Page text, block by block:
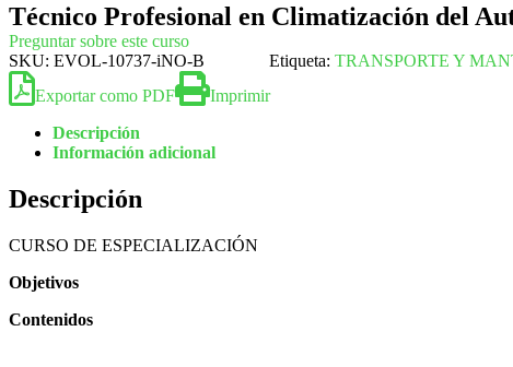
Técnico Profesional en Climatización del
Preguntar sobre este curso
SKU: EVOL-10737-iNO-B Etiqueta: TRANSPORTE Y
Exportar como PDF
Imprimir
Descripción
Información adicional
Descripción
CURSO DE ESPECIALIZACIÓN
Objetivos
Contenidos